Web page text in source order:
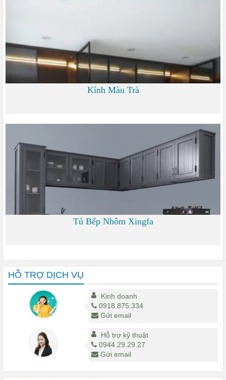
Kính Màu Trà
Tủ Bếp Nhôm Xingfa
0
HỖ TRỢ DỊCH VỤ
Kinh doanh
0918.875.334
Gửi email
Hỗ trợ kỹ thuật
0944.29.29.27
Gửi email